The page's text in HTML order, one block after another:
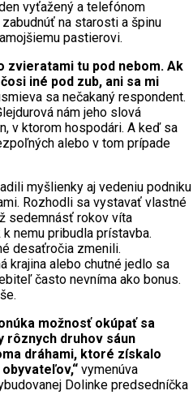
vyťažený a telefónom
na starosti a špinu
pastierovi.
zvieratami tu pod nebom. Ak
iné pod zub, ani sa mi
sa nečakaný respondent.
nám jeho slová
v ktorom hospodári. A keď sa
alebo v tom prípade
myšlienky aj vedeniu podniku
Rozhodli sa vystavať vlastné
sedemnásť rokov víta
nemu pribudla prístavba.
desaťročia zmenili.
krajina alebo chutné jedlo sa
často nevníma ako bonus.
možnosť okúpať sa
rôznych druhov sáun
dráhami, ktoré získalo
vymenúva
Dolinke predsedníčka